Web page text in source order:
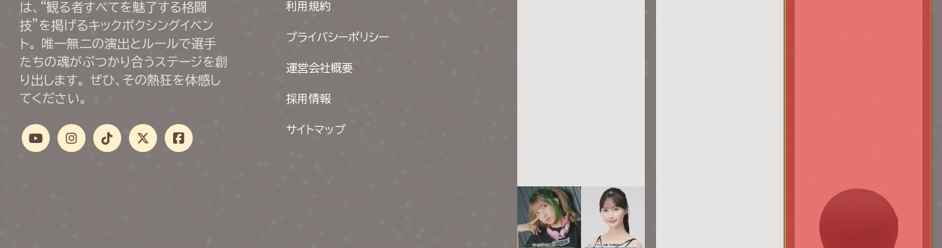
は、“観る者すべてを魅了する格闘
技”を掲げるキックボクシングイベン
ト。 唯一無二の演出とルールで選手
たちの魂がぶつかり合うステージを創
り出します。 ぜひ、その熱狂を体感し
てください。
利用規約
プライバシーポリシー
運営会社概要
採用情報
サイトマップ